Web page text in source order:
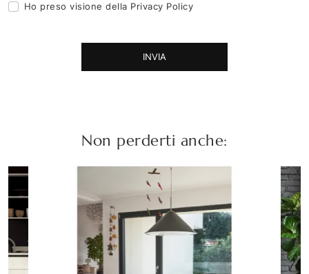
Ho preso visione della Privacy Policy
INVIA
Non perderti anche: